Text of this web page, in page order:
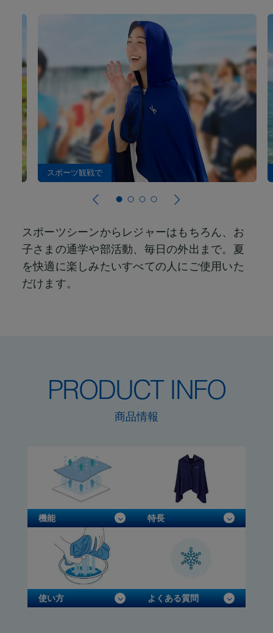
スポーツ観戦で
スポーツシーンからレジャーはもちろん、お
子さまの通学や部活動、毎日の外出まで。 夏
を快適に楽しみたいすべての人にご使用いた
だけます。
PRODUCT INFO
商品情報
機能 特長
使い方 よくある質問